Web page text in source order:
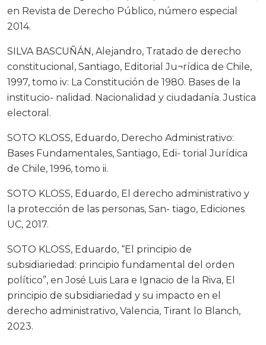
en Revista de Derecho Público, número especial
2014.
SILVA BASCUÑÁN, Alejandro, Tratado de derecho
constitucional, Santiago, Editorial Ju¬rídica de Chile,
1997, tomo iv: La Constitución de 1980. Bases de la
institucio- nalidad. Nacionalidad y ciudadanía. Justica
electoral.
SOTO KLOSS, Eduardo, Derecho Administrativo:
Bases Fundamentales, Santiago, Edi- torial Jurídica
de Chile, 1996, tomo ii.
SOTO KLOSS, Eduardo, El derecho administrativo y
la protección de las personas, San- tiago, Ediciones
UC, 2017.
SOTO KLOSS, Eduardo, “El principio de
subsidiariedad: principio fundamental del orden
político”, en José Luis Lara e Ignacio de la Riva, El
principio de subsidiariedad y su impacto en el
derecho administrativo, Valencia, Tirant lo Blanch,
2023.